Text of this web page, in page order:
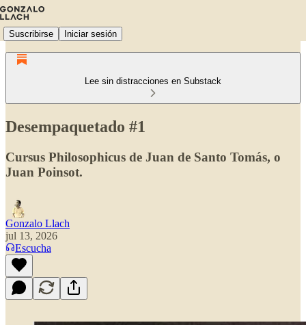
Suscribirse Iniciar sesión
Lee sin distracciones en Substack
Desempaquetado #1
Cursus Philosophicus de Juan de Santo Tomás, o
Juan Poinsot.
Gonzalo Llach
jul 13, 2026
Escucha